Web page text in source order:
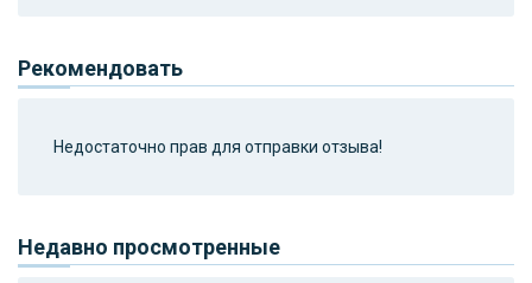
Рекомендовать
Недостаточно прав для отправки отзыва!
Недавно просмотренные